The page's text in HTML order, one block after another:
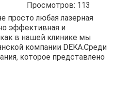
Просмотров: 113
просто любая лазерная
эффективная и
в нашей клинике мы
компании DEKA.Среди
которое представлено